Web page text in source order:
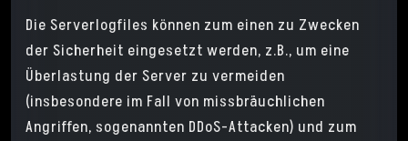
Die Serverlogfiles können zum einen zu Zwecken
der Sicherheit eingesetzt werden, z.B., um eine
Überlastung der Server zu vermeiden
(insbesondere im Fall von missbräuchlichen
Angriffen, sogenannten DDoS-Attacken) und zum